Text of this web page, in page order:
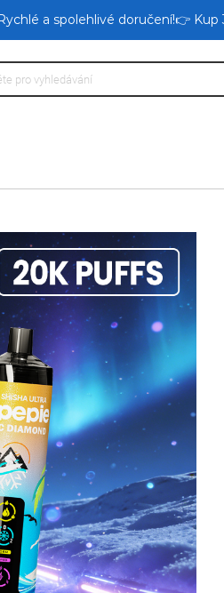
a spolehlivé doručení!👉